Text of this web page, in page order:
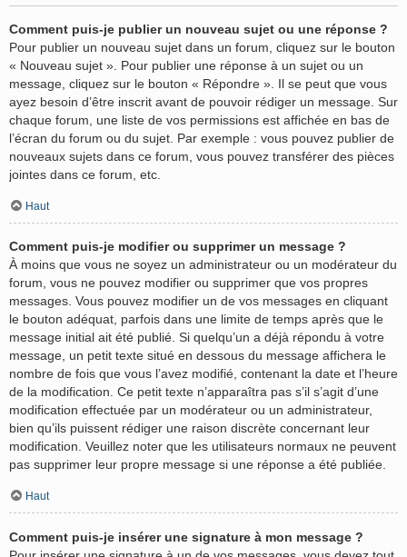
Comment puis-je publier un nouveau sujet ou une réponse ?
Pour publier un nouveau sujet dans un forum, cliquez sur le bouton
« Nouveau sujet ». Pour publier une réponse à un sujet ou un
message, cliquez sur le bouton « Répondre ». Il se peut que vous
ayez besoin d’être inscrit avant de pouvoir rédiger un message. Sur
chaque forum, une liste de vos permissions est affichée en bas de
l’écran du forum ou du sujet. Par exemple : vous pouvez publier de
nouveaux sujets dans ce forum, vous pouvez transférer des pièces
jointes dans ce forum, etc.
Haut
Comment puis-je modifier ou supprimer un message ?
À moins que vous ne soyez un administrateur ou un modérateur du
forum, vous ne pouvez modifier ou supprimer que vos propres
messages. Vous pouvez modifier un de vos messages en cliquant
le bouton adéquat, parfois dans une limite de temps après que le
message initial ait été publié. Si quelqu’un a déjà répondu à votre
message, un petit texte situé en dessous du message affichera le
nombre de fois que vous l’avez modifié, contenant la date et l’heure
de la modification. Ce petit texte n’apparaîtra pas s’il s’agit d’une
modification effectuée par un modérateur ou un administrateur,
bien qu’ils puissent rédiger une raison discrète concernant leur
modification. Veuillez noter que les utilisateurs normaux ne peuvent
pas supprimer leur propre message si une réponse a été publiée.
Haut
Comment puis-je insérer une signature à mon message ?